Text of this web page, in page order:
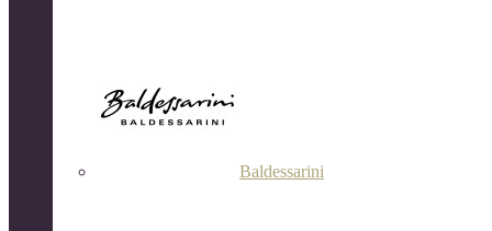
Baldessarini